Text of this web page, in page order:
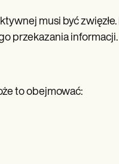
musi być
przekazania informacji.
to obejmować: